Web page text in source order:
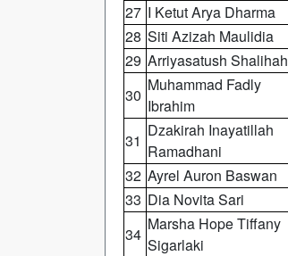
27 I Ketut Arya Dharma
28 Siti Azizah Maulidia
29 Arriyasatush Shalihah
30
Muhammad Fadly
Ibrahim
31
Dzakirah Inayatillah
Ramadhani
32 Ayrel Auron Baswan
33 Dia Novita Sari
34
Marsha Hope Tiffany
Sigarlaki